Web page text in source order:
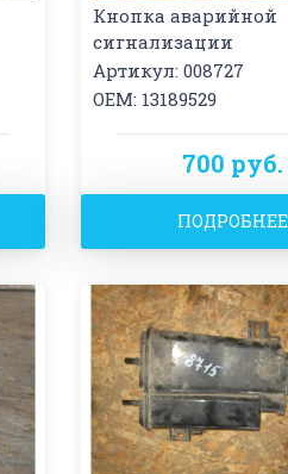
Кнопка аварийной
сигнализации
Артикул: 008727
OEM: 13189529
700 руб.
ПОДРОБНЕЕ